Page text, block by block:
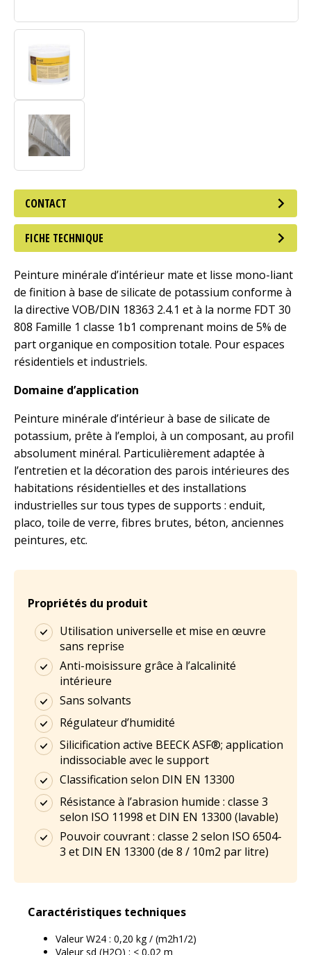
CONTACT
FICHE TECHNIQUE
Peinture minérale d’intérieur mate et lisse mono-liant
de finition à base de silicate de potassium conforme à
la directive VOB/DIN 18363 2.4.1 et à la norme FDT 30
808 Famille 1 classe 1b1 comprenant moins de 5% de
part organique en composition totale. Pour espaces
résidentiels et industriels.
Domaine d’application
Peinture minérale d’intérieur à base de silicate de
potassium, prête à l’emploi, à un composant, au profil
absolument minéral. Particulièrement adaptée à
l’entretien et la décoration des parois intérieures des
habitations résidentielles et des installations
industrielles sur tous types de supports : enduit,
placo, toile de verre, fibres brutes, béton, anciennes
peintures, etc.
Propriétés du produit
Utilisation universelle et mise en œuvre
sans reprise
Anti-moisissure grâce à l’alcalinité
intérieure
Sans solvants
Régulateur d’humidité
Silicification active BEECK ASF®; application
indissociable avec le support
Classification selon DIN EN 13300
Résistance à l’abrasion humide : classe 3
selon ISO 11998 et DIN EN 13300 (lavable)
Pouvoir couvrant : classe 2 selon ISO 6504-
3 et DIN EN 13300 (de 8 / 10m2 par litre)
Caractéristiques techniques
Valeur W24 : 0,20 kg / (m2h1/2)
Valeur sd (H2O) : < 0,02 m